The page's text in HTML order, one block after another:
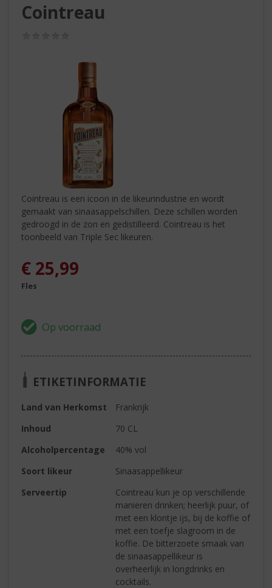
Cointreau
Cointreau is een icoon in de likeurindustrie en wordt
gemaakt van sinaasappelschillen. Deze schillen worden
gedroogd in de zon en gedistilleerd. Cointreau is het
toonbeeld van Triple Sec likeuren.
€ 25,99
Fles
ETIKETINFORMATIE
Land van Herkomst
Frankrijk
Inhoud
70 CL
Alcoholpercentage
40% vol
Soort likeur
Sinaasappellikeur
Serveertip
Cointreau kun je op verschillende
manieren drinken; heerlijk puur, of
met een klontje ijs, bij de koffie of
met een toefje slagroom in de
koffie. De bitterzoete smaak van
de sinaasappellikeur is
overheerlijk in longdrinks en
cocktails.